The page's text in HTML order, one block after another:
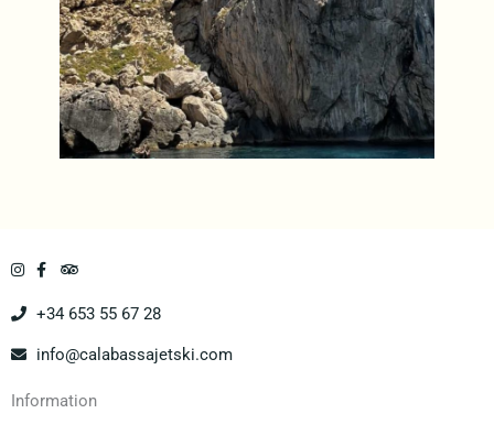
+34 653 55 67 28
info@calabassajetski.com
Information